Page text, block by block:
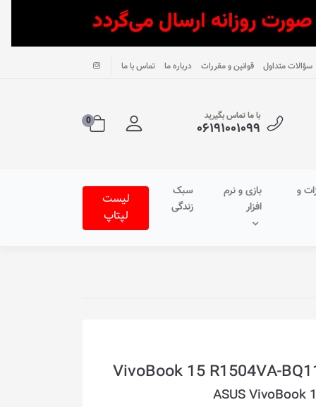
سؤالات متداول قوانین و مقررات درباره ما تماس با ما
با ما تماس بگیرید
۰۶۱۹۱۰۰۱۰۹۹ 0
و
بازی و نرم
افزار
سبک
زندگی
لیست
لپتاپ
ASUS VivoBook